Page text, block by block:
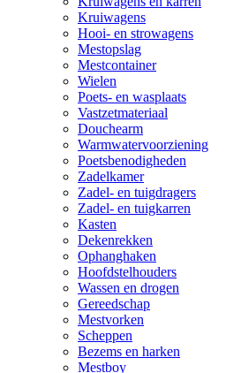
Kruiwagens
Hooi- en strowagens
Mestopslag
Mestcontainer
Wielen
Poets- en wasplaats
Vastzetmateriaal
Douchearm
Warmwatervoorziening
Poetsbenodigheden
Zadelkamer
Zadel- en tuigdragers
Zadel- en tuigkarren
Kasten
Dekenrekken
Ophanghaken
Hoofdstelhouders
Wassen en drogen
Gereedschap
Mestvorken
Scheppen
Bezems en harken
Mestboy